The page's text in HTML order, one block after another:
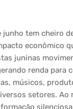
junho tem cheiro
econômico
juninas
renda para
músicos,
setores. Ao